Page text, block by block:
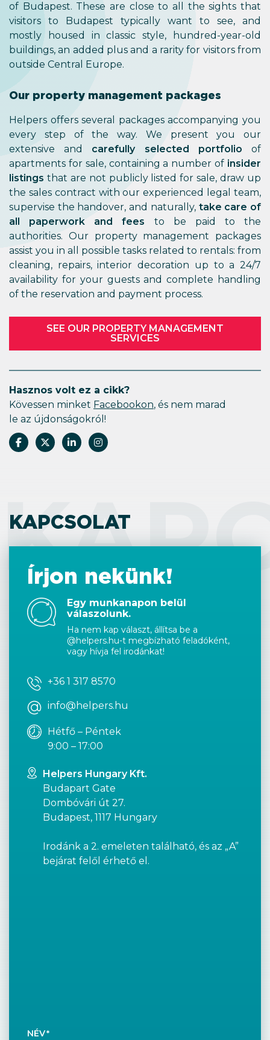
of Budapest. These are close to all the sights that
visitors to Budapest typically want to see, and
mostly housed in classic style, hundred-year-old
buildings, an added plus and a rarity for visitors from
outside Central Europe.
Our property management packages
Helpers offers several packages accompanying you
every step of the way. We present you our
extensive and carefully selected portfolio of
apartments for sale, containing a number of insider
listings that are not publicly listed for sale, draw up
the sales contract with our experienced legal team,
supervise the handover, and naturally, take care of
all paperwork and fees to be paid to the
authorities. Our property management packages
assist you in all possible tasks related to rentals: from
cleaning, repairs, interior decoration up to a 24/7
availability for your guests and complete handling
of the reservation and payment process.
SEE OUR PROPERTY MANAGEMENT
SERVICES
Hasznos volt ez a cikk?
Kövessen minket Facebookon, és nem marad
le az újdonságokról!
KAPCSOLAT
Írjon nekünk!
Egy munkanapon belül
válaszolunk.
Ha nem kap választ, állítsa be a
@helpers.hu-t megbízható feladóként,
vagy hívja fel irodánkat!
+36 1 317 8570
info@helpers.hu
Hétfő – Péntek
9:00 – 17:00
Helpers Hungary Kft.
Budapart Gate
Dombóvári út 27.
Budapest, 1117 Hungary
Irodánk a 2. emeleten található, és az „A”
bejárat felől érhető el.
NÉV